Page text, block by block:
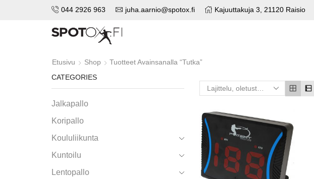
044 2926 963 juha.aarnio@spotox.fi Kajuuttakuja 3, 21120 Raisio
Etusivu Shop Tuotteet Avainsanalla “Tutka”
CATEGORIES
Jalkapallo
Koripallo
Koululiikunta
Kuntoilu
Lentopallo